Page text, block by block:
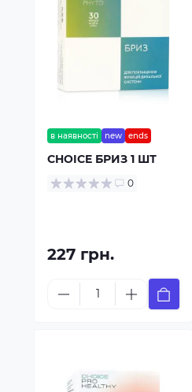
в наявності new ends
CHOICE БРИЗ 1 ШТ
0
227 грн.